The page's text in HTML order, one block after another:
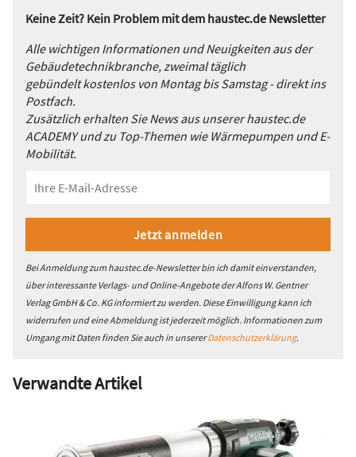
Keine Zeit? Kein Problem mit dem haustec.de Newsletter
Alle wichtigen Informationen und Neuigkeiten aus der
Gebäudetechnikbranche, zweimal täglich
gebündelt kostenlos von Montag bis Samstag - direkt ins
Postfach.
Zusätzlich erhalten Sie News aus unserer haustec.de
ACADEMY und zu Top-Themen wie Wärmepumpen und E-
Mobilität.
Bei Anmeldung zum haustec.de-Newsletter bin ich damit einverstanden,
über interessante Verlags- und Online-Angebote der Alfons W. Gentner
Verlag GmbH & Co. KG informiert zu werden. Diese Einwilligung kann ich
widerrufen und eine Abmeldung ist jederzeit möglich. Informationen zum
Umgang mit Daten finden Sie auch in unsererDatenschutzerklärung.
Verwandte Artikel